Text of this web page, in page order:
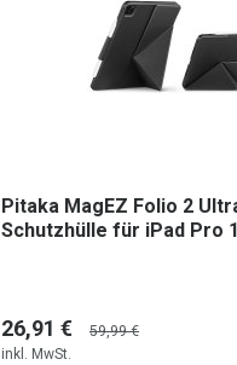
Pitaka MagEZ Folio 2
Schutzhülle für iPad Pro
26,91 €
59,99 €
inkl. MwSt.